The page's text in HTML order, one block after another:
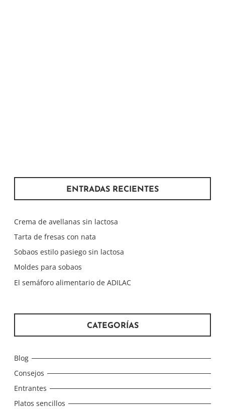
ENTRADAS RECIENTES
Crema de avellanas sin lactosa
Tarta de fresas con nata
Sobaos estilo pasiego sin lactosa
Moldes para sobaos
El semáforo alimentario de ADILAC
CATEGORÍAS
Blog
Consejos
Entrantes
Platos sencillos